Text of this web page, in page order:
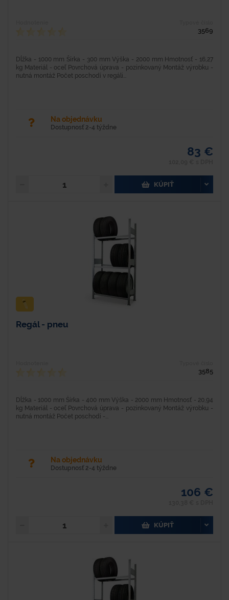
3569
Dĺžka - 1000 mm Šírka - 300 mm Výška - 2000 mm Hmotnosť - 16,27
kg Materiál - oceľ Povrchová úprava - pozinkovaný Montáž výrobku -
nutná montáž Počet poschodí v regáli...
Na objednávku
Dostupnosť 2-4 týždne
83 €
KÚPIŤ
Regál - pneu
3585
Dĺžka - 1000 mm Šírka - 400 mm Výška - 2000 mm Hmotnosť - 20,94
kg Materiál - oceľ Povrchová úprava - pozinkovaný Montáž výrobku -
nutná montáž Počet poschodí -...
Na objednávku
Dostupnosť 2-4 týždne
106 €
KÚPIŤ